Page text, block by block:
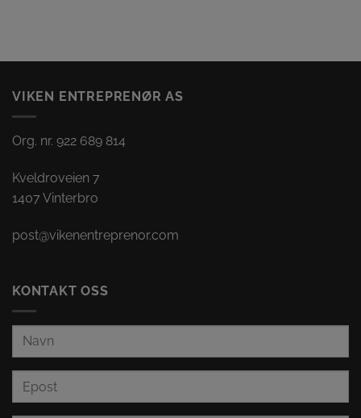
VIKEN ENTREPRENØR AS
Org. nr. 922 689 814
Kveldroveien 7
1407 Vinterbro
post@vikenentreprenor.com
KONTAKT OSS